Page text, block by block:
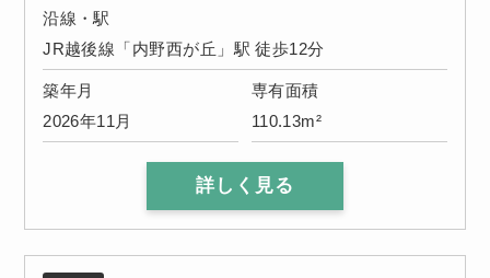
沿線・駅
JR越後線「内野西が丘」駅 徒歩12分
築年月
2026年11月
専有面積
110.13m²
詳しく見る